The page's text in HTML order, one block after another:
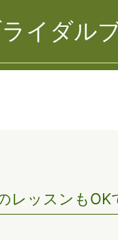
イダル
レッスンもOK